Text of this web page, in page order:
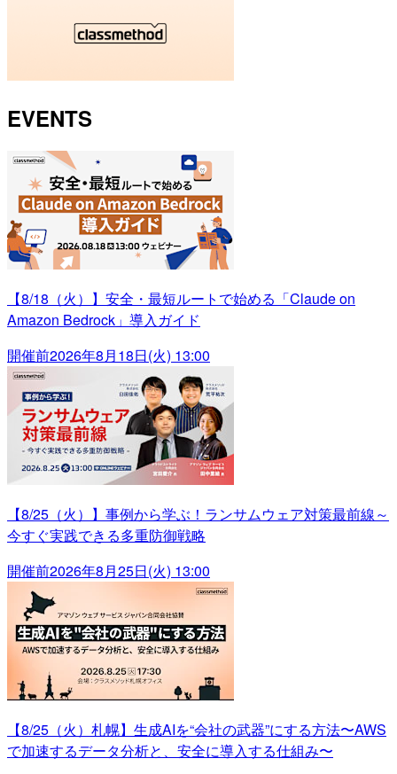
EVENTS
【8/18（火）】安全・最短ルートで始める「Claude on
Amazon Bedrock」導入ガイド
開催前2026年8月18日(火) 13:00
【8/25（火）】事例から学ぶ！ランサムウェア対策最前線～
今すぐ実践できる多重防御戦略
開催前2026年8月25日(火) 13:00
【8/25（火）札幌】生成AIを“会社の武器”にする方法〜AWS
で加速するデータ分析と、安全に導入する仕組み〜